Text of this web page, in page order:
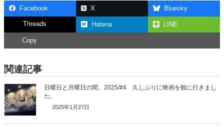
Facebook X Bluesky
Threads Hatena LINE
Copy
関連記事
日曜日と月曜日の間。2025/#4 久しぶりに映画を観に行きまし
た。
2025年1月27日